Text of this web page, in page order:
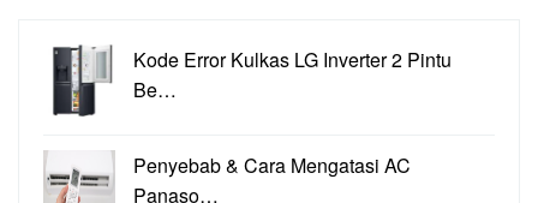
Kode Error Kulkas LG Inverter 2 Pintu
Be…
Penyebab & Cara Mengatasi AC
Panaso…